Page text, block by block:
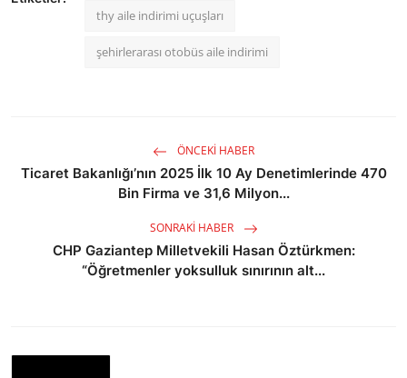
thy aile indirimi uçuşları
şehirlerarası otobüs aile indirimi
ÖNCEKI HABER
Ticaret Bakanlığı’nın 2025 İlk 10 Ay Denetimlerinde 470
Bin Firma ve 31,6 Milyon...
SONRAKI HABER
CHP Gaziantep Milletvekili Hasan Öztürkmen:
“Öğretmenler yoksulluk sınırının alt...